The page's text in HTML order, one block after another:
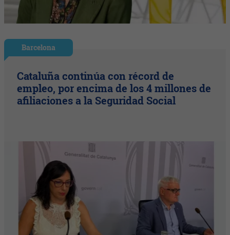
Barcelona
Cataluña continúa con récord de
empleo, por encima de los 4 millones de
afiliaciones a la Seguridad Social